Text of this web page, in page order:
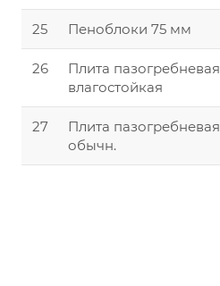
25 Пеноблоки 75 мм
26
Плита пазогребневая
влагостойкая
27
Плита пазогребневая
обычн.